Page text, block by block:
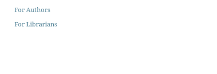
For Authors
For Librarians